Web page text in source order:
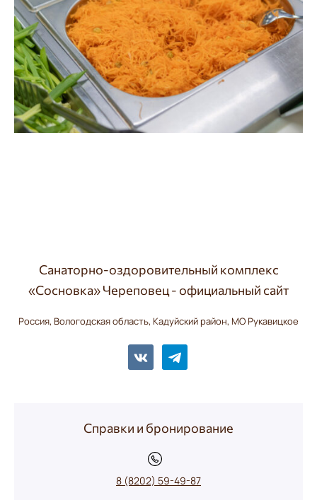
Санаторно-оздоровительный комплекс
«Сосновка» Череповец - официальный сайт
Россия, Вологодская область, Кадуйский район, МО Рукавицкое
Справки и бронирование
8 (8202) 59-49-87